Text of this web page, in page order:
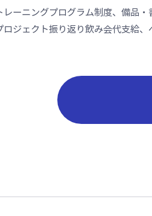
レーニングプログラム制度、備品
ロジェクト振り返り飲み会代支給